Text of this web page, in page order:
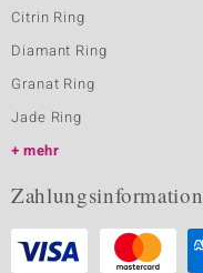
Citrin Ring
Diamant Ring
Granat Ring
Jade Ring
mehr
Zahlungsinformation